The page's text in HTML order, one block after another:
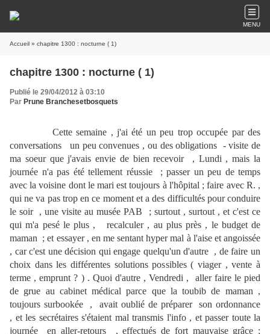
MENU
Accueil » chapitre 1300 : nocturne ( 1)
chapitre 1300 : nocturne ( 1)
Publié le 29/04/2012 à 03:10
Par Prune Branchesetbosquets
Cette semaine , j'ai été un peu trop occupée par des
conversations un peu convenues , ou des obligations - visite de
ma soeur que j'avais envie de bien recevoir , Lundi , mais la
journée n'a pas été tellement réussie ; passer un peu de temps
avec la voisine dont le mari est toujours à l'hôpital ; faire avec R. ,
qui ne va pas trop en ce moment et a des difficultés pour conduire
le soir , une visite au musée PAB ; surtout , surtout , et c'est ce
qui m'a pesé le plus , recalculer , au plus près , le budget de
maman ; et essayer , en me sentant hyper mal à l'aise et angoissée
, car c'est une décision qui engage quelqu'un d'autre , de faire un
choix dans les différentes solutions possibles ( viager , vente à
terme , emprunt ? ) . Quoi d'autre , Vendredi , aller faire le pied
de grue au cabinet médical parce que la toubib de maman ,
toujours surbookée , avait oublié de préparer son ordonnance
, et les secrétaires s'étaient mal transmis l'info , et passer toute la
journée en aller-retours , effectués de fort mauvaise grâce ;